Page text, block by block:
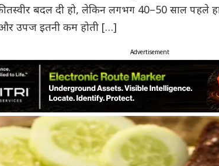
तस्वीर बदल दी हो, लेकिन लगभग 40–50 साल
और उपज इतनी कम होती […]
Advertisement